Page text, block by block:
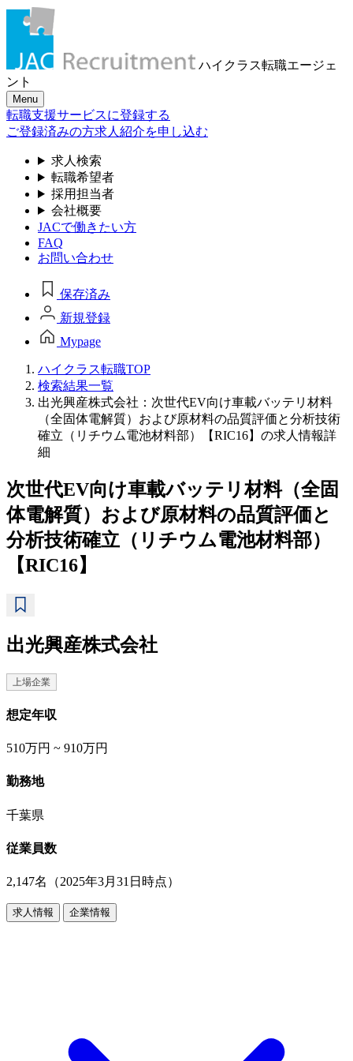
ハイクラス転職エージェ
ント
Menu
転職支援サービスに登録する
ご登録済みの方求人紹介を申し込む
求人検索
転職希望者
採用担当者
会社概要
JACで働きたい方
FAQ
お問い合わせ
保存済み
新規登録
Mypage
ハイクラス転職TOP
検索結果一覧
出光興産株式会社：次世代EV向け車載バッテリ材料
（全固体電解質）および原材料の品質評価と分析技術
確立（リチウム電池材料部）【RIC16】の求人情報詳
細
次世代EV向け車載バッテリ材料（全固
体電解質）および原材料の品質評価と
分析技術確立（リチウム電池材料部）
【RIC16】
出光興産株式会社
上場企業
想定年収
510万円 ~ 910万円
勤務地
千葉県
従業員数
2,147名（2025年3月31日時点）
求人情報 企業情報